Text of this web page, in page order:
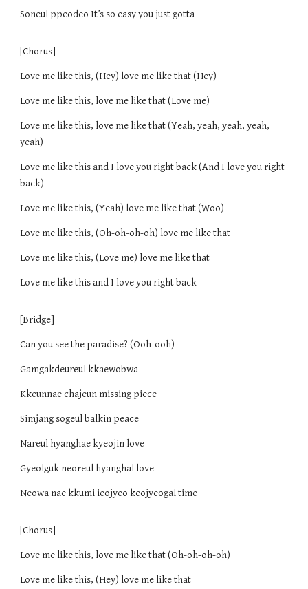
Soneul ppeodeo It’s so easy you just gotta
[Chorus]
Love me like this, (Hey) love me like that (Hey)
Love me like this, love me like that (Love me)
Love me like this, love me like that (Yeah, yeah, yeah, yeah,
yeah)
Love me like this and I love you right back (And I love you right
back)
Love me like this, (Yeah) love me like that (Woo)
Love me like this, (Oh-oh-oh-oh) love me like that
Love me like this, (Love me) love me like that
Love me like this and I love you right back
[Bridge]
Can you see the paradise? (Ooh-ooh)
Gamgakdeureul kkaewobwa
Kkeunnae chajeun missing piece
Simjang sogeul balkin peace
Nareul hyanghae kyeojin love
Gyeolguk neoreul hyanghal love
Neowa nae kkumi ieojyeo keojyeogal time
[Chorus]
Love me like this, love me like that (Oh-oh-oh-oh)
Love me like this, (Hey) love me like that